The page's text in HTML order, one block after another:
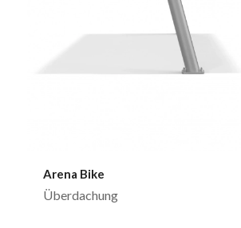
Arena Bike
Überdachung